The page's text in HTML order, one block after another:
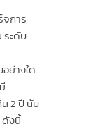
จการ
ระดับ
ย่างใด
2 ปี นับ
ดังนี้